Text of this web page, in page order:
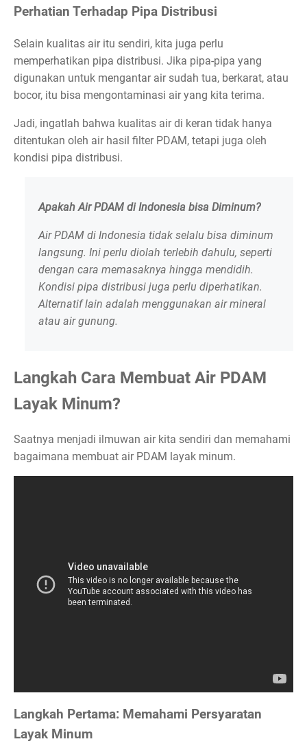
Perhatian Terhadap Pipa Distribusi
Selain kualitas air itu sendiri, kita juga perlu
memperhatikan pipa distribusi. Jika pipa-pipa yang
digunakan untuk mengantar air sudah tua, berkarat, atau
bocor, itu bisa mengontaminasi air yang kita terima.
Jadi, ingatlah bahwa kualitas air di keran tidak hanya
ditentukan oleh air hasil filter PDAM, tetapi juga oleh
kondisi pipa distribusi.
Apakah Air PDAM di Indonesia bisa Diminum?
Air PDAM di Indonesia tidak selalu bisa diminum
langsung. Ini perlu diolah terlebih dahulu, seperti
dengan cara memasaknya hingga mendidih.
Kondisi pipa distribusi juga perlu diperhatikan.
Alternatif lain adalah menggunakan air mineral
atau air gunung.
Langkah Cara Membuat Air PDAM
Layak Minum?
Saatnya menjadi ilmuwan air kita sendiri dan memahami
bagaimana membuat air PDAM layak minum.
Langkah Pertama: Memahami Persyaratan
Layak Minum